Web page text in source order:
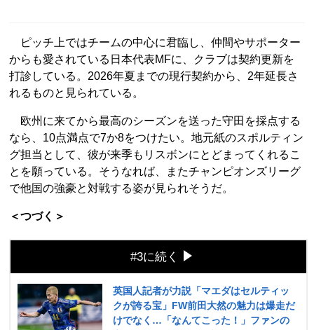
ピッチ上ではチームの中心に君臨し、仲間やサポーター
からも愛されている日本代表MFに、クラブは契約更新を
打診している。2026年夏までの現行契約から、2年延長さ
れるものと見られている。
欧州に来てから最高のシーズンを送った守田を採点する
なら、10点満点で7か8をつけたい。地元紙のスポルティン
グ担当として、彼が来季もリスボンにとどまってくれるこ
とを願っている。そうなれば、またチャンピオンズリーグ
で他国の強豪と対戦する姿が見られそうだ。
＜つづく＞
#3に続く
英国人記者が力説「マエダはセルティッ
クが誇る宝」FW前田大然の魅力は爆走だ
けでなく…「なんてこった！」ファンの